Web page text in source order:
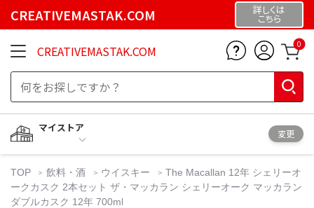
CREATIVEMASTAK.COM 詳しくは
こちら
CREATIVEMASTAK.COM 0
マイストア
変更
TOP 飲料・酒 ウイスキー
The Macallan 12年 シェリーオ
ークカスク 2本セット ザ・マッカラン シェリーオーク マッカラン
ダブルカスク 12年 700ml